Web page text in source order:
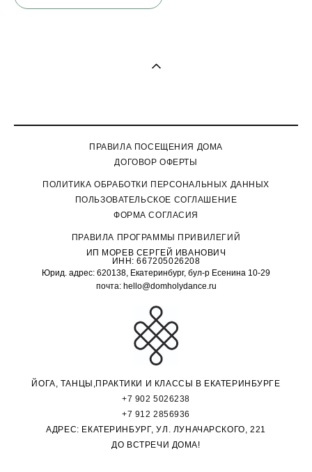
ПРАВИЛА ПОСЕЩЕНИЯ ДОМА
ДОГОВОР ОФЕРТЫ
ПОЛИТИКА ОБРАБОТКИ ПЕРСОНАЛЬНЫХ ДАННЫХ
ПОЛЬЗОВАТЕЛЬСКОЕ СОГЛАШЕНИЕ
ФОРМА СОГЛАСИЯ
ПРАВИЛА ПРОГРАММЫ ПРИВИЛЕГИЙ
ИП МОРЕВ СЕРГЕЙ ИВАНОВИЧ
ИНН: 667205026208
Юрид. адрес: 620138, Екатеринбург, бул-р Есенина 10-29
почта: hello@domholydance.ru
ЙОГА, ТАНЦЫ,ПРАКТИКИ И КЛАССЫ В ЕКАТЕРИНБУРГЕ
+7 902 5026238
+7 912 2856936
АДРЕС: ЕКАТЕРИНБУРГ, УЛ. ЛУНАЧАРСКОГО, 221
ДО ВСТРЕЧИ ДОМА!